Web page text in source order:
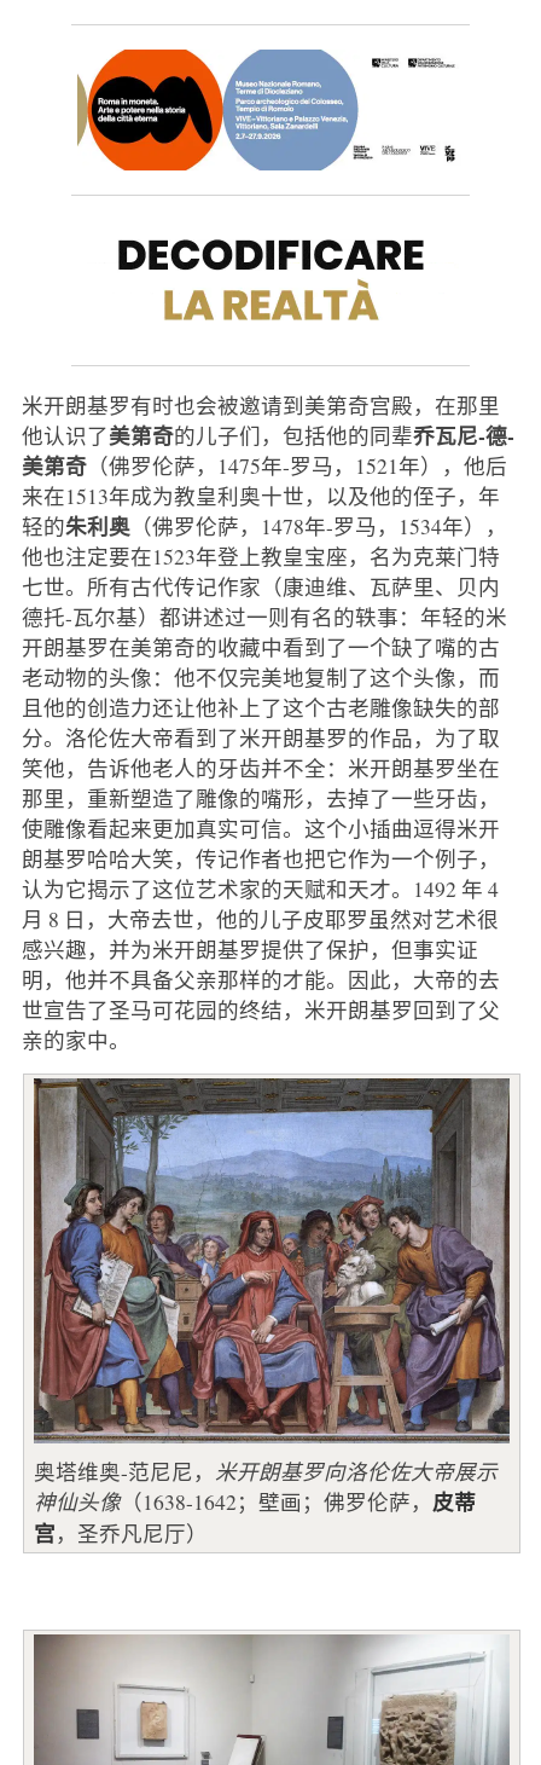
米开朗基罗有时也会被邀请到美第奇宫殿，在那里
他认识了美第奇的儿子们，包括他的同辈乔瓦尼-德-
美第奇（佛罗伦萨，1475年-罗马，1521年），他后
来在1513年成为教皇利奥十世，以及他的侄子，年
轻的朱利奥（佛罗伦萨，1478年-罗马，1534年），
他也注定要在1523年登上教皇宝座，名为克莱门特
七世。所有古代传记作家（康迪维、瓦萨里、贝内
德托-瓦尔基）都讲述过一则有名的轶事：年轻的米
开朗基罗在美第奇的收藏中看到了一个缺了嘴的古
老动物的头像：他不仅完美地复制了这个头像，而
且他的创造力还让他补上了这个古老雕像缺失的部
分。洛伦佐大帝看到了米开朗基罗的作品，为了取
笑他，告诉他老人的牙齿并不全：米开朗基罗坐在
那里，重新塑造了雕像的嘴形，去掉了一些牙齿，
使雕像看起来更加真实可信。这个小插曲逗得米开
朗基罗哈哈大笑，传记作者也把它作为一个例子，
认为它揭示了这位艺术家的天赋和天才。1492 年 4
月 8 日，大帝去世，他的儿子皮耶罗虽然对艺术很
感兴趣，并为米开朗基罗提供了保护，但事实证
明，他并不具备父亲那样的才能。因此，大帝的去
世宣告了圣马可花园的终结，米开朗基罗回到了父
亲的家中。
奥塔维奥-范尼尼， 米开朗基罗向洛伦佐大帝展示
神仙头像（1638-1642；壁画；佛罗伦萨， 皮蒂
宫，圣乔凡尼厅）